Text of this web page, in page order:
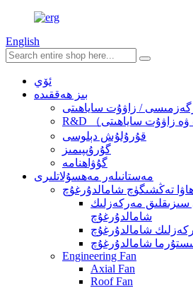
English
ئۆي
بىز ھەققىدە
/ زاۋۇت ساياھىتى
قۇرۇلۇش دېلوسى
گۇرۇپپىمىز
گۇۋاھنامە
مەستانىلەر مەھسۇلاتلىرى
تەڭشىگۈچ شامالدۇرغۇچ
سىزىقلىق مەركەزلىك
شامالدۇرغۇچ
شامالدۇرغۇچ
شامالدۇرغۇچ
Engineering Fan
Axial Fan
Roof Fan